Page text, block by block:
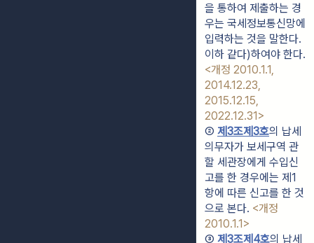
을 통하여 제출하는 경
우는 국세정보통신망에
입력하는 것을 말한다.
<개정 2010.1.1,
2014.12.23,
2015.12.15,
2022.12.31>
② 제3조제3호의 납세
의무자가 보세구역 관
할 세관장에게 수입신
고를 한 경우에는 제1
항에 따른 신고를 한 것
으로 본다. <개정
2010.1.1>
③ 제3조제4호의 납세